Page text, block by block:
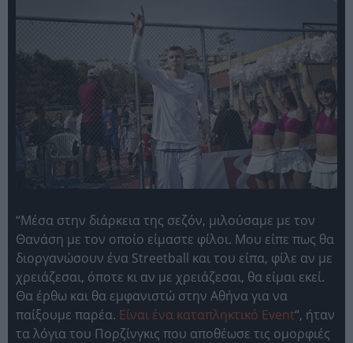
“Μέσα στην διάρκεια της σεζόν, μιλούσαμε με τον
Θανάση με τον οποίο είμαστε φίλοι. Μου είπε πως θα
διοργανώσουν ένα Streetball και του είπα, φίλε αν με
χρειάζεσαι, όποτε κι αν με χρειάζεσαι, θα είμαι εκεί.
Θα έρθω και θα εμφανιστώ στην Αθήνα για να
παίξουμε παρέα. Είναι ένα καταπληκτικό Event“, ήταν
τα λόγια του Πορζίνγκις που αποθέωσε τις ομορφιές